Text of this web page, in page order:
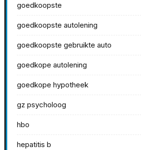
goedkoopste
goedkoopste autolening
goedkoopste gebruikte auto
goedkope autolening
goedkope hypotheek
gz psycholoog
hbo
hepatitis b